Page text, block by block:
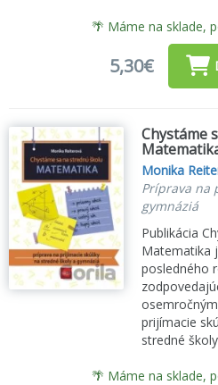
🌴 Máme na sklade,
5,30€
Chystáme
Monika
Príprava na
gymnáziá
Publikácia
Matematika
posledného
prijímacie
stredné
🌴 Máme na sklade,